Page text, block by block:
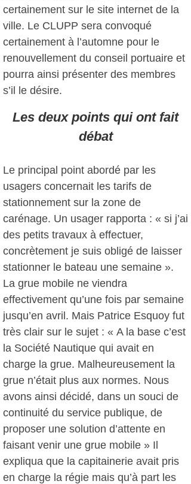
certainement sur le site internet de la
ville. Le CLUPP sera convoqué
certainement à l’automne pour le
renouvellement du conseil portuaire et
pourra ainsi présenter des membres
s’il le désire.
Les deux points qui ont fait
débat
Le principal point abordé par les
usagers concernait les tarifs de
stationnement sur la zone de
carénage. Un usager rapporta : « si j’ai
des petits travaux à effectuer,
concrètement je suis obligé de laisser
stationner le bateau une semaine ».
La grue mobile ne viendra
effectivement qu’une fois par semaine
jusqu’en avril. Mais Patrice Esquoy fut
très clair sur le sujet : « A la base c’est
la Société Nautique qui avait en
charge la grue. Malheureusement la
grue n’était plus aux normes. Nous
avons ainsi décidé, dans un souci de
continuité du service publique, de
proposer une solution d’attente en
faisant venir une grue mobile » Il
expliqua que la capitainerie avait pris
en charge la régie mais qu’à part les